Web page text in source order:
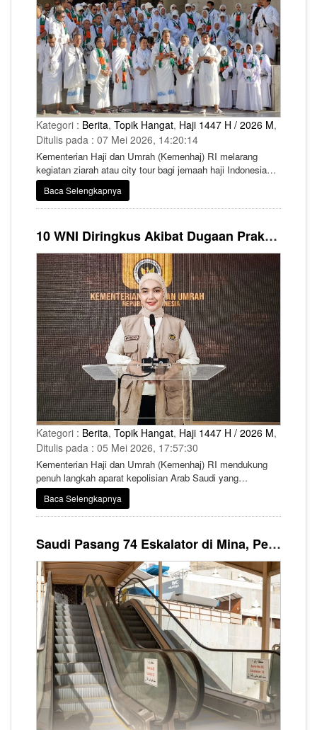
Kategori : Berita, Topik Hangat, Haji 1447 H / 2026 M,
Ditulis pada : 07 Mei 2026, 14:20:14
Kementerian Haji dan Umrah (Kemenhaj) RI melarang
kegiatan ziarah atau city tour bagi jemaah haji Indonesia
sebelum fase puncak ibadah haji di Arafah, Muzdalifah, dan
Mina (Armuzna).
Baca Selengkapnya
10 WNI Diringkus Akibat Dugaan Praktik Haji Ilegal, Kemenhaj RI Dukung Kepolisian Saudi
Kategori : Berita, Topik Hangat, Haji 1447 H / 2026 M,
Ditulis pada : 05 Mei 2026, 17:57:30
Kementerian Haji dan Umrah (Kemenhaj) RI mendukung
penuh langkah aparat kepolisian Arab Saudi yang
melakukan penindakan terhadap Warga Negara Indonesia
(WNI) yang diduga terlibat praktik jual beli haji ilegal.
Baca Selengkapnya
Saudi Pasang 74 Eskalator di Mina, Permudah Mobilitas Jemaah Haji 2026